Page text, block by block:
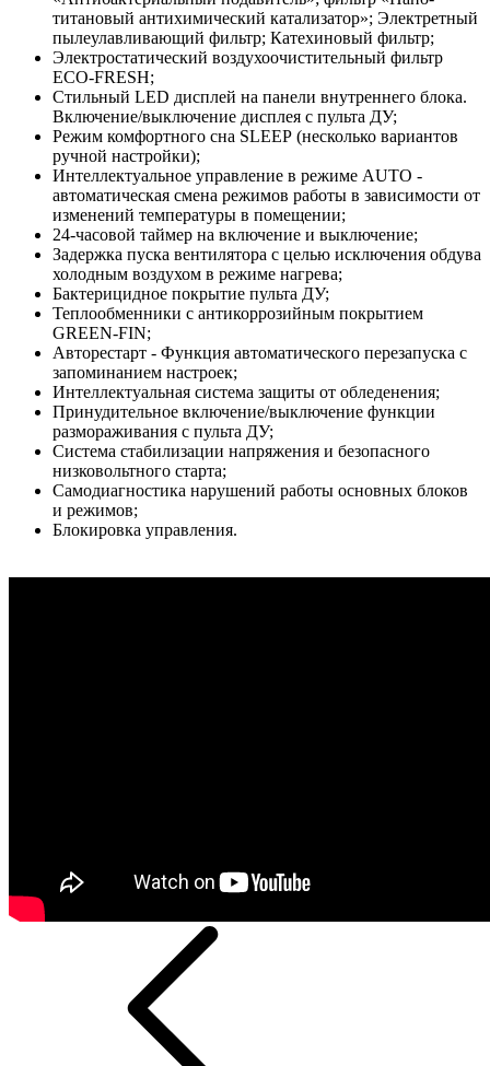
титановый антихимический катализатор»; Электретный
пылеулавливающий фильтр; Катехиновый фильтр;
Электростатический воздухоочистительный фильтр
ЕСО-FRESH;
Стильный LED дисплей на панели внутреннего блока.
Включение/выключение дисплея с пульта ДУ;
Режим комфортного сна SLЕЕР (несколько вариантов
ручной настройки);
Интеллектуальное управление в режиме AUTO -
автоматическая смена режимов работы в зависимости от
изменений температуры в помещении;
24-часовой таймер на включение и выключение;
Задержка пуска вентилятора с целью исключения обдува
холодным воздухом в режиме нагрева;
Бактерицидное покрытие пульта ДУ;
Теплообменники с антикоррозийным покрытием
GREEN-FIN;
Авторестарт - Функция автоматического перезапуска с
запоминанием настроек;
Интеллектуальная система защиты от обледенения;
Принудительное включение/выключение функции
размораживания с пульта ДУ;
Система стабилизации напряжения и безопасного
низковольтного старта;
Самодиагностика нарушений работы основных блоков
и режимов;
Блокировка управления.